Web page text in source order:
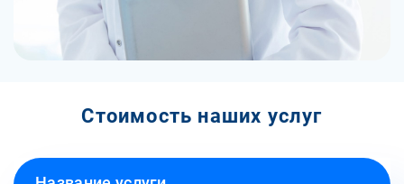
Стоимость наших услуг